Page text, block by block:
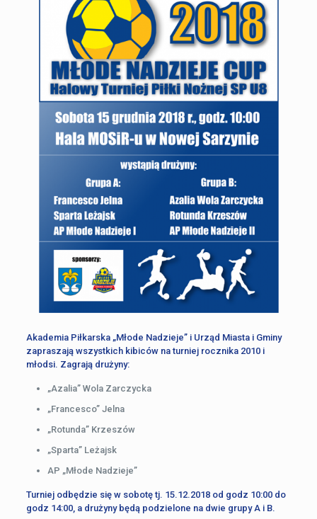
Akademia Piłkarska „Młode Nadzieje” i Urząd Miasta i Gminy
zapraszają wszystkich kibiców na turniej rocznika 2010 i
młodsi. Zagrają drużyny:
„Azalia” Wola Zarczycka
„Francesco” Jelna
„Rotunda” Krzeszów
„Sparta” Leżajsk
AP „Młode Nadzieje”
Turniej odbędzie się w sobotę tj. 15.12.2018 od godz 10:00 do
godz 14:00, a drużyny będą podzielone na dwie grupy A i B.